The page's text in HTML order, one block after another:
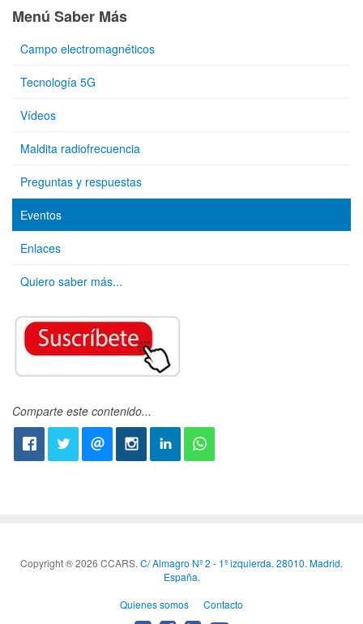
Menú Saber Más
Campo electromagnéticos
Tecnología 5G
Vídeos
Maldita radiofrecuencia
Preguntas y respuestas
Eventos
Enlaces
Quiero saber más...
Comparte este contenido...
Copyright ® 2026 CCARS. C/ Almagro Nº 2 - 1º izquierda. 28010. Madrid.
España.
Quienes somos
Contacto